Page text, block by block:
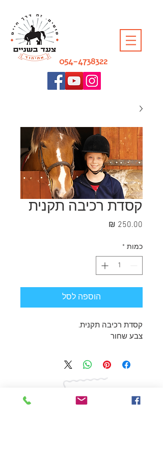
054-4738322
קסדת רכיבה תקנית
כמות *
הוספה לסל
קסדת רכיבה תקנית.
צבע שחור
הרשמו עכשיו כדי לקבל ראשונים
את החדשות הכי פיקנטיות בחווה